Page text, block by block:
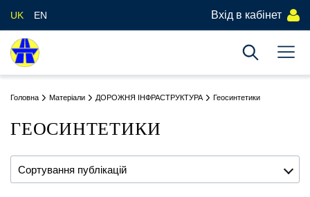
UK EN Вхід в кабінет
Головна Матеріали ДОРОЖНЯ ІНФРАСТРУКТУРА Геосинтетики
ГЕОСИНТЕТИКИ
Сортування публікацій